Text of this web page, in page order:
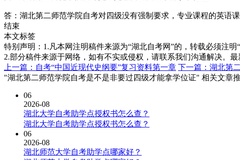
答：湖北第二师范学院自考对四级没有强制要求，专业课程的英语
结束
本文标签
特别声明：1.凡本网注明稿件来源为“湖北自考网”的，转载必须注
2.部分稿件来源于网络，如有不实或侵权，请联系我们沟通解决。
上一篇：自考“中国近现代史纲要”复习资料第一章 下一篇：湖北第
"湖北第二师范学院自考是不是非要过四级才能拿学位证" 相关文章
06
2026-08
湖北大学自考助学点授权书怎么查？
湖北大学自考助学点授权书怎么查？
06
2026-08
湖北师范大学自考助学点哪家好？